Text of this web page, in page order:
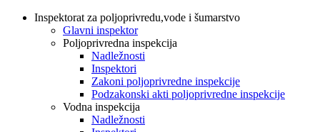
Inspektorat za poljoprivredu,vode i šumarstvo
Glavni inspektor
Poljoprivredna inspekcija
Nadležnosti
Inspektori
Zakoni poljoprivredne inspekcije
Podzakonski akti poljoprivredne inspekcije
Vodna inspekcija
Nadležnosti